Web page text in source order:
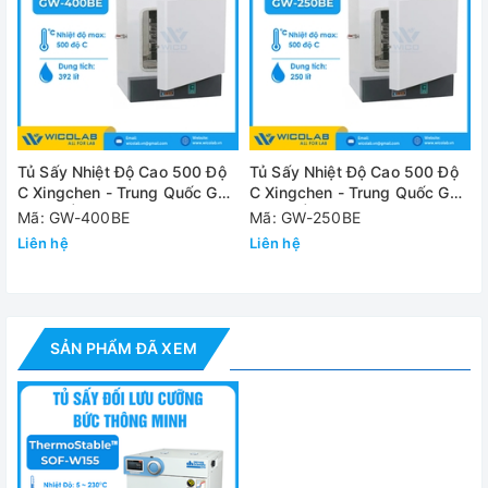
✅ Cài đặt được nhiều chương trình và thông số
✅ Dải nhiệt độ: Nhiệt độ môi trường +5 đến 230 độ C, độ
chính xác ±0.5 độ C ở 100 độ C
✅ Thích hợp cho sấy khô, nung khô, ủ nóng, hóa rắn, tiền
gia nhiệt và ngưng kết.
Cung cấp bao gồm:
- Tài liệu hướng dẫn sử dụng tiếng Anh
Thông số kỹ thuật
Model
Tủ Sấy Nhiệt Độ Cao 500 Độ
C Xingchen - Trung Quốc GW-
400BE | 392 Lít
Mã: GW-400BE
Liên hệ
Tủ Sấy Nhiệt Độ Cao 500 Độ
C Xingchen - Trung Quốc GW-
250BE | 250 Lít
Mã: GW-250BE
Liên hệ
SẢN PHẨM ĐÃ XEM